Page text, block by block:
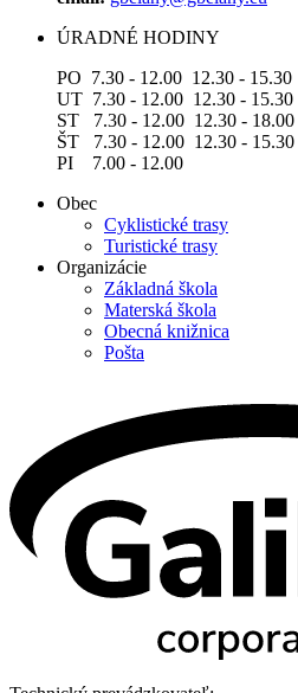
ÚRADNÉ HODINY
PO 7.30 - 12.00 12.30 - 15.30
UT 7.30 - 12.00 12.30 - 15.30
ST 7.30 - 12.00 12.30 - 18.00
ŠT 7.30 - 12.00 12.30 - 15.30
PI 7.00 - 12.00
Obec
Cyklistické trasy
Turistické trasy
Organizácie
Základná škola
Materská škola
Obecná knižnica
Pošta